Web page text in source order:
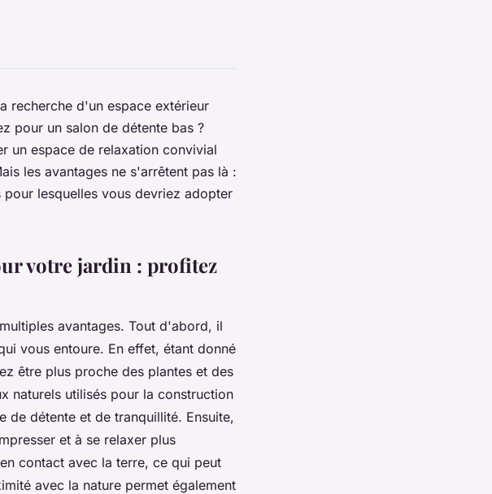
recherche d'un espace extérieur
pour un salon de détente bas ?
un espace de relaxation convivial
les avantages ne s'arrêtent pas là :
lesquelles vous devriez adopter
votre jardin : profitez
avantages. Tout d'abord, il
vous entoure. En effet, étant donné
être plus proche des plantes et des
naturels utilisés pour la construction
de détente et de tranquillité. Ensuite,
et à se relaxer plus
contact avec la terre, ce qui peut
avec la nature permet également